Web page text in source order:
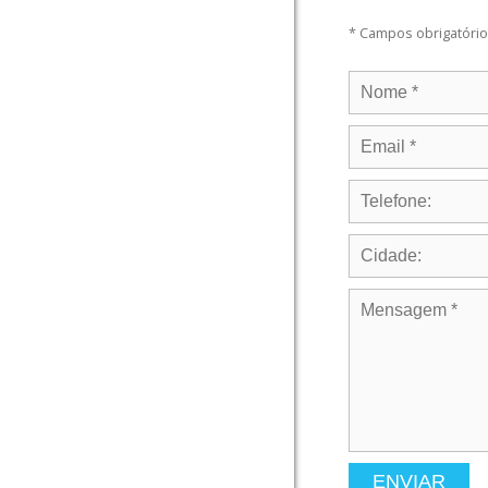
* Campos
ENVIAR